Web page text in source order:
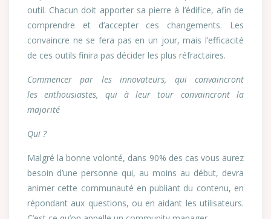
outil. Chacun doit apporter sa pierre à l’édifice, afin de
comprendre et d’accepter ces changements. Les
convaincre ne se fera pas en un jour, mais l’efficacité
de ces outils finira pas décider les plus réfractaires.
Commencer par les innovateurs, qui convaincront
les enthousiastes, qui à leur tour convaincront la
majorité
Qui ?
Malgré la bonne volonté, dans 90% des cas vous aurez
besoin d’une personne qui, au moins au début, devra
animer cette communauté en publiant du contenu, en
répondant aux questions, ou en aidant les utilisateurs.